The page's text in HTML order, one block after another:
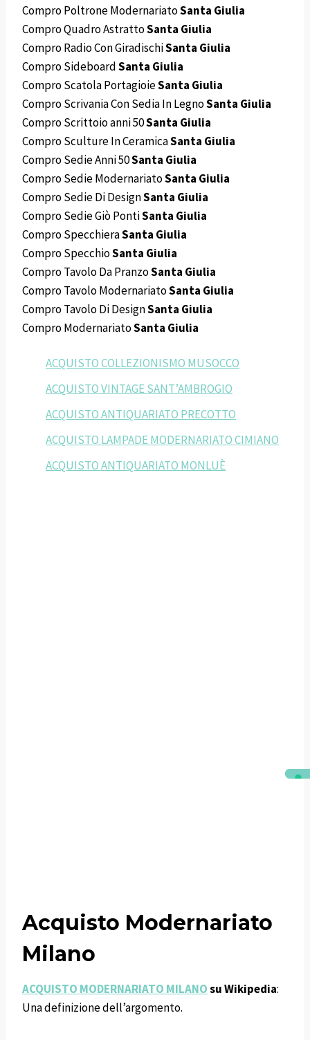
Compro Poltrone ModernariatoSanta Giulia
Compro Quadro AstrattoSanta Giulia
Compro Radio Con GiradischiSanta Giulia
Compro SideboardSanta Giulia
Compro Scatola PortagioieSanta Giulia
Compro Scrivania Con Sedia In LegnoSanta Giulia
Compro Scrittoio anni 50Santa Giulia
Compro Sculture In CeramicaSanta Giulia
Compro Sedie Anni 50Santa Giulia
Compro Sedie ModernariatoSanta Giulia
Compro Sedie Di DesignSanta Giulia
Compro Sedie Giò PontiSanta Giulia
Compro SpecchieraSanta Giulia
Compro SpecchioSanta Giulia
Compro Tavolo Da PranzoSanta Giulia
Compro Tavolo ModernariatoSanta Giulia
Compro Tavolo Di DesignSanta Giulia
Compro ModernariatoSanta Giulia
ACQUISTO COLLEZIONISMO MUSOCCO
ACQUISTO VINTAGE SANT’AMBROGIO
ACQUISTO ANTIQUARIATO PRECOTTO
ACQUISTO LAMPADE MODERNARIATO CIMIANO
ACQUISTO ANTIQUARIATO MONLUÈ
Acquisto Modernariato
Milano
ACQUISTO MODERNARIATO MILANOsu Wikipedia:
Una definizione dell’argomento.